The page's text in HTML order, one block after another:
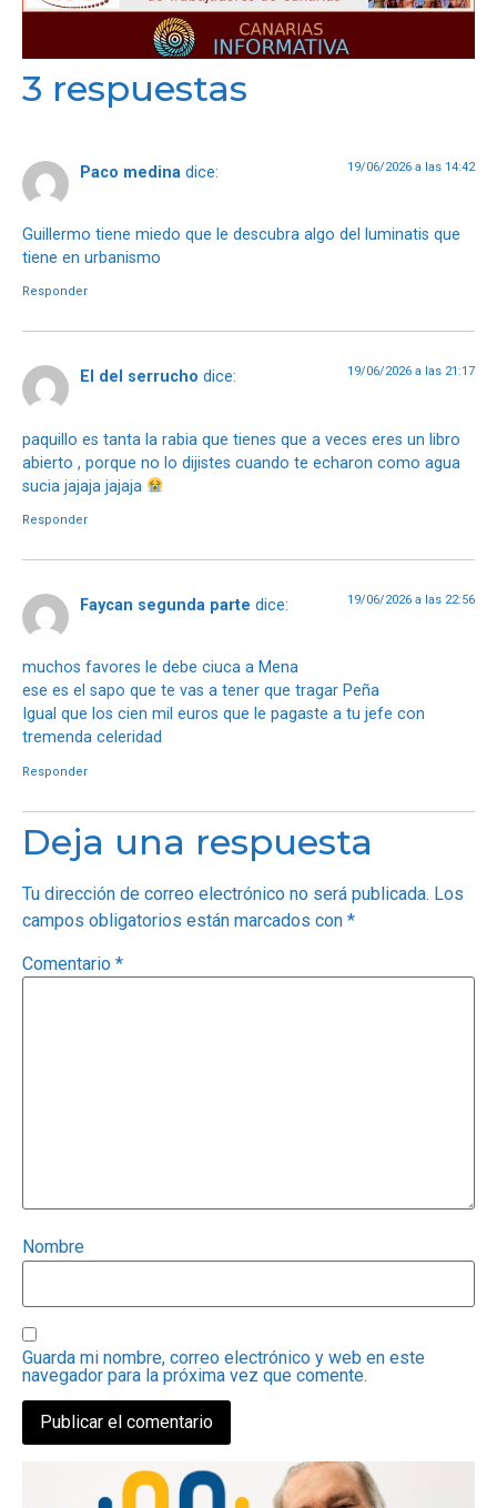
3 respuestas
Paco medina dice: 19/06/2026 a las 14:42
Guillermo tiene miedo que le descubra algo del luminatis que
tiene en urbanismo
Responder
El del serrucho dice: 19/06/2026 a las 21:17
paquillo es tanta la rabia que tienes que a veces eres un libro
abierto , porque no lo dijistes cuando te echaron como agua
sucia jajaja jajaja
Responder
Faycan segunda parte dice: 19/06/2026 a las 22:56
muchos favores le debe ciuca a Mena
ese es el sapo que te vas a tener que tragar Peña
Igual que los cien mil euros que le pagaste a tu jefe con
tremenda celeridad
Responder
Deja una respuesta
Tu dirección de correo electrónico no será publicada. Los
campos obligatorios están marcados con *
Comentario *
Nombre
Guarda mi nombre, correo electrónico y web en este
navegador para la próxima vez que comente.